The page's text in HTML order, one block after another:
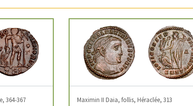
364-367 Maximin II Daia, follis, Héraclée, 313